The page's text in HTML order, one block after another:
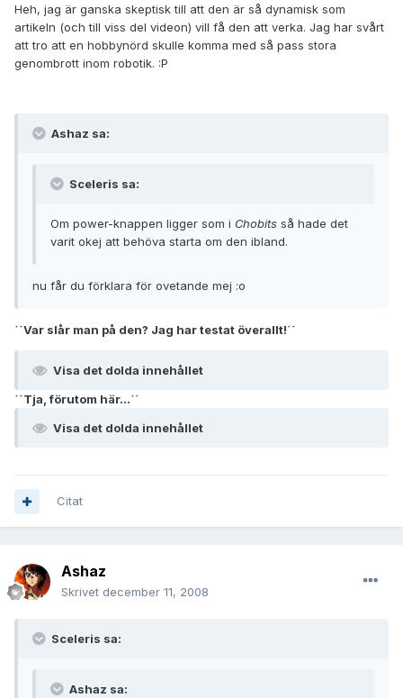
Heh, jag är ganska skeptisk till att den är så dynamisk som
artikeln (och till viss del videon) vill få den att verka. Jag har svårt
att tro att en hobbynörd skulle komma med så pass stora
genombrott inom robotik. :P
Ashaz sa:
Sceleris sa:
Om power-knappen ligger som i Chobits så hade det
varit okej att behöva starta om den ibland.
nu får du förklara för ovetande mej :o
``Var slår man på den? Jag har testat överallt!´´
Visa det dolda innehållet
``Tja, förutom här...´´
Visa det dolda innehållet
Citat
Ashaz
Skrivet december 11, 2008
Sceleris sa:
Ashaz sa: